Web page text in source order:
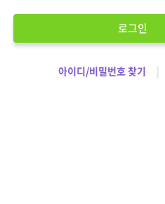
로그인
아이디/비밀번호 찾기 |